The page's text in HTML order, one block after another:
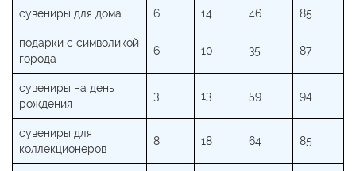
сувениры для дома 6 14 46 85
подарки с символикой
города
6 10 35 87
сувениры на день
рождения
3 13 59 94
сувениры для
коллекционеров
8 18 64 85